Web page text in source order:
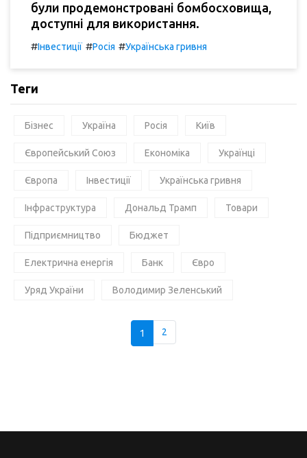
були продемонстровані бомбосховища,
доступні для використання.
#Інвестиції #Росія #Українська гривня
Теги
Бізнес Україна Росія Київ
Європейський Союз Економіка Українці
Європа Інвестиції Українська гривня
Інфраструктура Дональд Трамп Товари
Підприємництво Бюджет
Електрична енергія Банк Євро
Уряд України Володимир Зеленський
1 2